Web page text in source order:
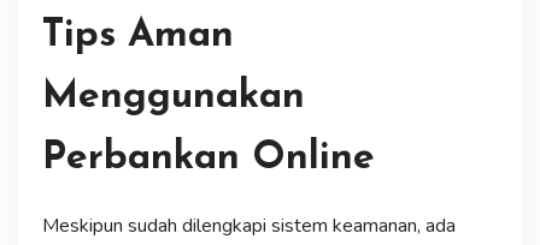
Tips Aman
Menggunakan
Perbankan Online
Meskipun sudah dilengkapi sistem keamanan, ada